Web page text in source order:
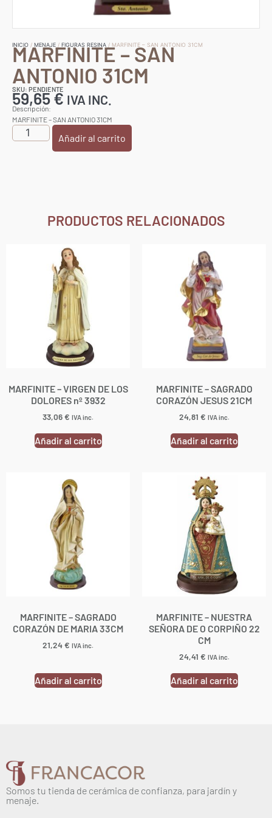
INICIO / MENAJE / FIGURAS RESINA / MARFINITE – SAN ANTONIO 31CM
MARFINITE – SAN
ANTONIO 31CM
SKU: PENDIENTE
59,65€ IVA INC.
Descripción:
MARFINITE – SAN ANTONIO 31CM
Añadir al carrito
PRODUCTOS RELACIONADOS
MARFINITE – VIRGEN DE LOS
DOLORES nº 3932
33,06€ IVA inc.
Añadir al carrito
MARFINITE – SAGRADO
CORAZÓN JESUS 21CM
24,81 € IVA inc.
Añadir al carrito
MARFINITE – SAGRADO
CORAZÓN DE MARIA 33CM
21,24€ IVA inc.
Añadir al carrito
MARFINITE – NUESTRA
SEÑORA DE O CORPIÑO 22
CM
24,41 € IVA inc.
Añadir al carrito
Somos tu tienda de cerámica de confianza, para jardín y
menaje.